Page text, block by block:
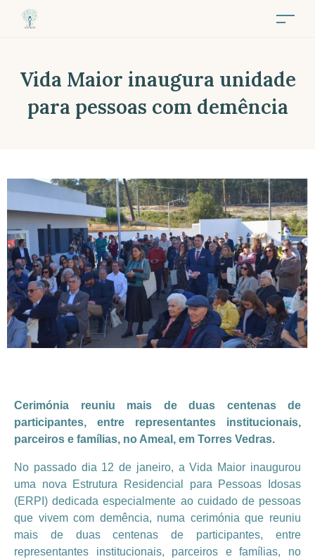
Vida Maior inaugura unidade
para pessoas com demência
Cerimónia reuniu mais de duas centenas de
participantes, entre representantes institucionais,
parceiros e famílias, no Ameal, em Torres Vedras.
No passado dia 12 de janeiro, a Vida Maior inaugurou
uma nova Estrutura Residencial para Pessoas Idosas
(ERPI) dedicada especialmente ao cuidado de pessoas
que vivem com demência, numa cerimónia que reuniu
mais de duas centenas de participantes, entre
representantes institucionais, parceiros e famílias, no